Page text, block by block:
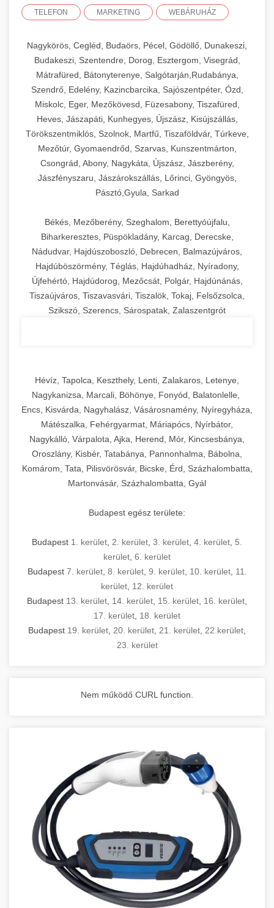
TELEFON MARKETING WEBÁRUHÁZ
Nagykörös, Cegléd, Budaörs, Pécel, Gödöllő, Dunakeszi,
Budakeszi, Szentendre, Dorog, Esztergom, Visegrád,
Mátrafüred, Bátonyterenye, Salgótarján,Rudabánya,
Szendrő, Edelény, Kazincbarcika, Sajószentpéter, Ózd,
Miskolc, Eger, Mezőkövesd, Füzesabony, Tiszafüred,
Heves, Jászapáti, Kunhegyes, Újszász, Kisújszállás,
Törökszentmiklós, Szolnok, Martfű, Tiszaföldvár, Túrkeve,
Mezőtúr, Gyomaendrőd, Szarvas, Kunszentmárton,
Csongrád, Abony, Nagykáta, Újszász, Jászberény,
Jászfényszaru, Jászárokszállás, Lőrinci, Gyöngyös,
Pásztó,Gyula, Sarkad
Békés, Mezőberény, Szeghalom, Berettyóújfalu,
Biharkeresztes, Püspökladány, Karcag, Derecske,
Nádudvar, Hajdúszoboszló, Debrecen, Balmazújváros,
Hajdúböszörmény, Téglás, Hajdúhadház, Nyíradony,
Újfehértó, Hajdúdorog, Mezőcsát, Polgár, Hajdúnánás,
Tiszaújváros, Tiszavasvári, Tiszalök, Tokaj, Felsőzsolca,
Szikszó, Szerencs, Sárospatak, Zalaszentgrót
Hévíz, Tapolca, Keszthely, Lenti, Zalakaros, Letenye,
Nagykanizsa, Marcali, Böhönye, Fonyód, Balatonlelle,
Encs, Kisvárda, Nagyhalász, Vásárosnamény, Nyíregyháza,
Mátészalka, Fehérgyarmat, Máriapócs, Nyírbátor,
Nagykálló, Várpalota, Ajka, Herend, Mór, Kincsesbánya,
Oroszlány, Kisbér, Tatabánya, Pannonhalma, Bábolna,
Komárom, Tata, Pilisvörösvár, Bicske, Érd, Százhalombatta,
Martonvásár, Százhalombatta, Gyál
Budapest egész területe:
Budapest 1. kerület 2. kerület 3. kerület 4. kerület 5.
kerület 6. kerület
Budapest 7. kerület, 8. kerület, 9. kerület, 10. kerület, 11.
kerület 12. kerület
Budapest 13. kerület 14. kerület 15. kerület 16. kerület
17. kerület 18. kerület
Budapest 19. kerület 20. kerület 21. kerület 22.kerület
23. kerület
Nem működő CURL function.